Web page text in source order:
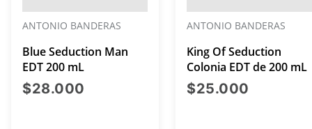
ANTONIO BANDERAS
Blue Seduction Man
EDT 200 mL
$28.000 precio actual $28.000
ANTONIO BANDERAS
King Of Seduction
Colonia EDT de 200 mL
$25.000